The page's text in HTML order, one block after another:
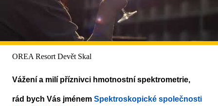
OREA Resort Devět Skal
Vážení a milí příznivci hmotnostní spektrometrie,
rád bych Vás jménem Spektroskopické společnosti